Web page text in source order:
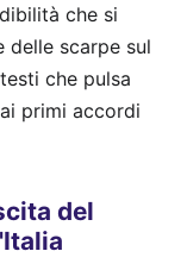
che si
delle scarpe sul
che pulsa
primi accordi
del